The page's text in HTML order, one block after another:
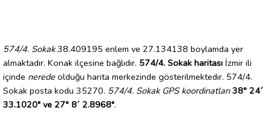
574/4. Sokak38.409195 enlem ve 27.134138 boylamda yer
almaktadır. Konak ilçesine bağlıdır. 574/4. Sokak haritası İzmir ili
içinde nerede olduğu harita merkezinde gösterilmektedir. 574/4.
Sokak posta kodu 35270. 574/4. Sokak GPS koordinatları 38° 24´
33.1020" ve 27° 8´ 2.8968".